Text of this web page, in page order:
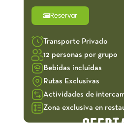
Reservar
Transporte Privado
12 personas por grupo
Bebidas incluidas
Rutas Exclusivas
Actividades de
Zona exclusiva en